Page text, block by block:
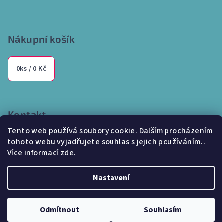
Tento web používá soubory cookie. Dalším procházením
tohoto webu vyjadřujete souhlas s jejich používáním..
Více informacízde.
Nastavení
Odmítnout Souhlasím
Nákupní košík
0ks / 0 Kč
Kontakt
info @internetparfem.cz
603 100 829
Internetparfem.cz